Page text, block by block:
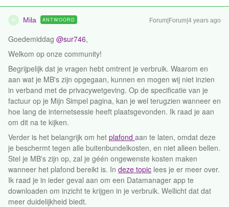
M Mila ANTWOORD Forum|Forum|4 years ago
Goedemiddag @sur746,
Welkom op onze community!
Begrijpelijk dat je vragen hebt omtrent je verbruik. Waarom en
aan wat je MB's zijn opgegaan, kunnen en mogen wij niet inzien
in verband met de privacywetgeving. Op de specificatie van je
factuur op je Mijn Simpel pagina, kan je wel terugzien wanneer en
hoe lang de internetsessie heeft plaatsgevonden. Ik raad je aan
om dit na te kijken.
Verder is het belangrijk om het plafond aan te laten, omdat deze
je beschermt tegen alle buitenbundelkosten, en niet alleen bellen.
Stel je MB's zijn op, zal je géén ongewenste kosten maken
wanneer het plafond bereikt is. In deze topic lees je er meer over.
Ik raad je in ieder geval aan om een Datamanager app te
downloaden om inzicht te krijgen in je verbruik. Wellicht dat dat
meer duidelijkheid biedt.